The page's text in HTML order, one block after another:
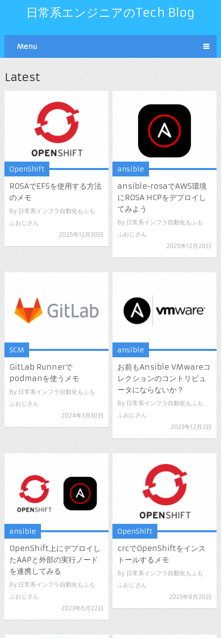
日常系エンジニアのTech Blog
Menu
Latest
OpenShift
ROSAでEFSを使用する方法
のメモ
By 日常系インフラ自動化もふも
ふおじさん
2025年12月30日
ansible
ansible-rosaでAWS環境
にROSA HCPをデプロイし
てみよう
By 日常系インフラ自動化もふも
ふおじさん
2025年12月20日
SCM
GitLab Runnerで
podmanを使うメモ
By 日常系インフラ自動化もふも
ふおじさん
2024年3月30日
ansible
お前もAnsible VMwareコ
レクションのコントリビュ
ータにならないか？
By 日常系インフラ自動化もふも
ふおじさん
2023年12月2日
ansible
OpenShift上にデプロイし
たAAPと外部の実行ノード
を連携してみる
By 日常系インフラ自動化もふも
ふおじさん
2023年6月22日
OpenShift
crcでOpenShiftをインス
トールするメモ
By 日常系インフラ自動化もふも
ふおじさん
2023年6月20日